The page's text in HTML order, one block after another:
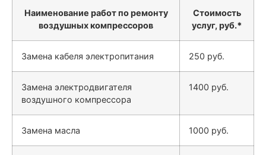
Наименование работ по ремонту
воздушных компрессоров
Стоимость
услуг, руб.*
Замена кабеля электропитания 250 руб.
Замена электродвигателя
воздушного компрессора
1400 руб.
Замена масла 1000 руб.